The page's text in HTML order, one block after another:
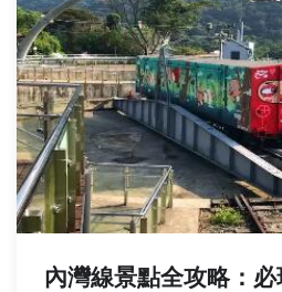
內灣線景點全攻略：